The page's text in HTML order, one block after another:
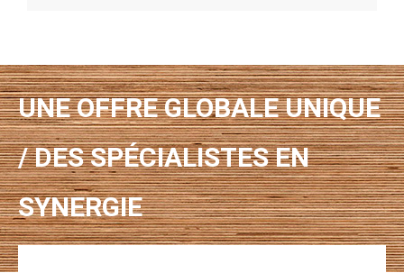
UNE OFFRE GLOBALE UNIQUE
/ DES SPÉCIALISTES EN
SYNERGIE